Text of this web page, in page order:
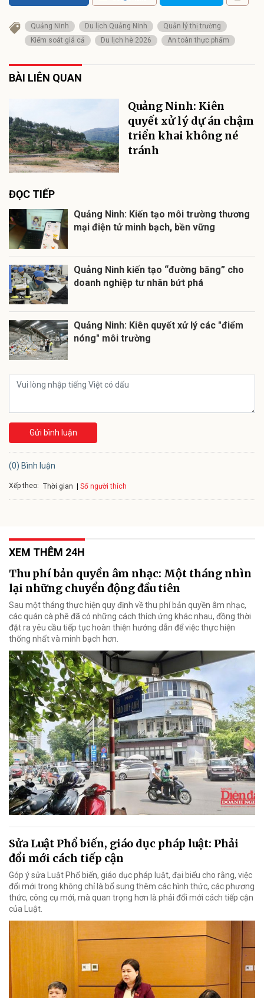
Quảng Ninh Du lịch Quảng Ninh
Quản lý thị trường
Kiểm soát giá cả
Du lịch hè 2026 An toàn thực phẩm
BÀI LIÊN QUAN
Quảng Ninh: Kiên
quyết xử lý dự án chậm
triển khai không né
tránh
ĐỌC TIẾP
Quảng Ninh: Kiến tạo môi trường thương
mại điện tử minh bạch, bền vững
Quảng Ninh kiến tạo “đường băng” cho
doanh nghiệp tư nhân bứt phá
Quảng Ninh: Kiên quyết xử lý các "điểm
nóng" môi trường
Gửi bình luận
(0) Bình luận
Xếp theo: Thời gian Số người thích
XEM THÊM 24H
Thu phí bản quyền âm nhạc: Một tháng nhìn
lại những chuyển động đầu tiên
Sau một tháng thực hiện quy định về thu phí bản quyền âm nhạc,
các quán cà phê đã có những cách thích ứng khác nhau, đồng thời
đặt ra yêu cầu tiếp tục hoàn thiện hướng dẫn để việc thực hiện
thống nhất và minh bạch hơn.
Sửa Luật Phổ biến, giáo dục pháp luật: Phải
đổi mới cách tiếp cận
Góp ý sửa Luật Phổ biến, giáo dục pháp luật, đại biểu cho rằng, việc
đổi mới trong không chỉ là bổ sung thêm các hình thức, các phương
thức, công cụ mới, mà quan trọng hơn là phải đổi mới cách tiếp cận
của Luật.